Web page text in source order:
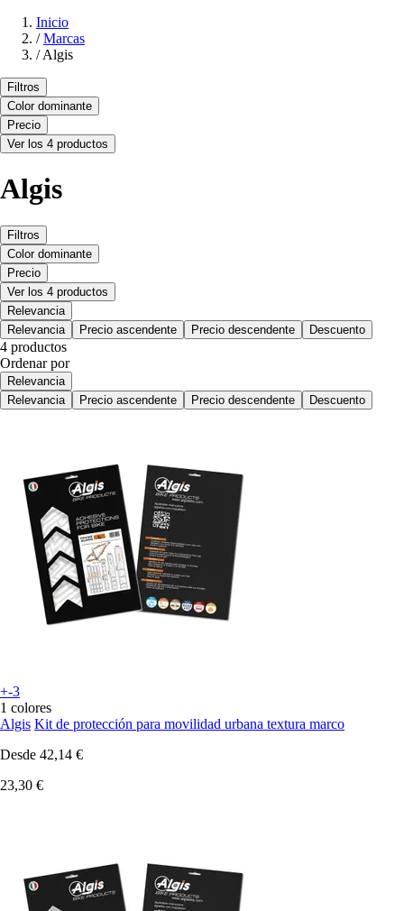
Inicio
/ Marcas
/ Algis
Filtros
Color dominante
Precio
Ver los 4 productos
Algis
Filtros
Color dominante
Precio
Ver los 4 productos
Relevancia
Relevancia
Precio ascendente Precio descendente Descuento
4 productos
Ordenar por
Relevancia
Relevancia
Precio ascendente Precio descendente Descuento
+-3
1 colores
Algis Kit de protección para movilidad urbana textura marco
Desde 42,14 €
23,30 €